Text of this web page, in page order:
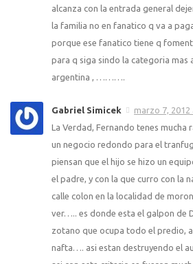
alcanza con la entrada general
la familia no en fanatico q va a
porque ese fanatico tiene q
para q siga sindo la categoria mas
argentina , ……….
Gabriel Simicek
marzo 7, 2012
La Verdad, Fernando tenes mucha
un negocio redondo para el
piensan que el hijo se hizo un
el padre, y con la que curro con la
calle colon en la localidad de
ver….. es donde esta el galpon de
zotano que ocupa todo el predio,
nafta…. asi estan destruyendo el